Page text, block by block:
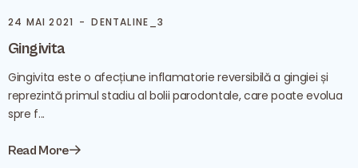
24 MAI 2021 DENTALINE_3
Gingivita
Gingivita este o afecțiune inflamatorie reversibilă a gingiei și
reprezintă primul stadiu al bolii parodontale, care poate evolua
spre f...
Read More